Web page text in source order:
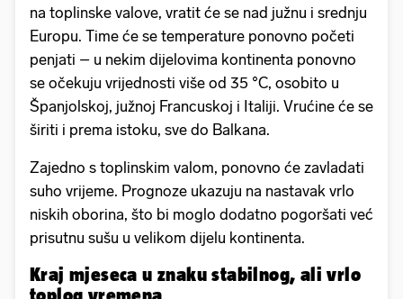
na toplinske valove, vratit će se nad južnu i srednju
Europu. Time će se temperature ponovno početi
penjati – u nekim dijelovima kontinenta ponovno
se očekuju vrijednosti više od 35 °C, osobito u
Španjolskoj, južnoj Francuskoj i Italiji. Vrućine će se
širiti i prema istoku, sve do Balkana.
Zajedno s toplinskim valom, ponovno će zavladati
suho vrijeme. Prognoze ukazuju na nastavak vrlo
niskih oborina, što bi moglo dodatno pogoršati već
prisutnu sušu u velikom dijelu kontinenta.
Kraj mjeseca u znaku stabilnog, ali vrlo